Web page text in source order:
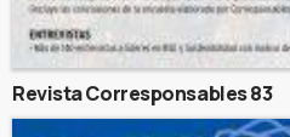
Revista Corresponsables 83